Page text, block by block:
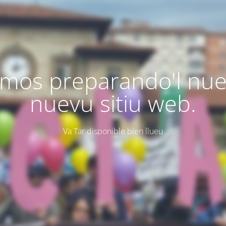
preparando'l
nuevu sitiu web.
Va Tar disponible bien llueu